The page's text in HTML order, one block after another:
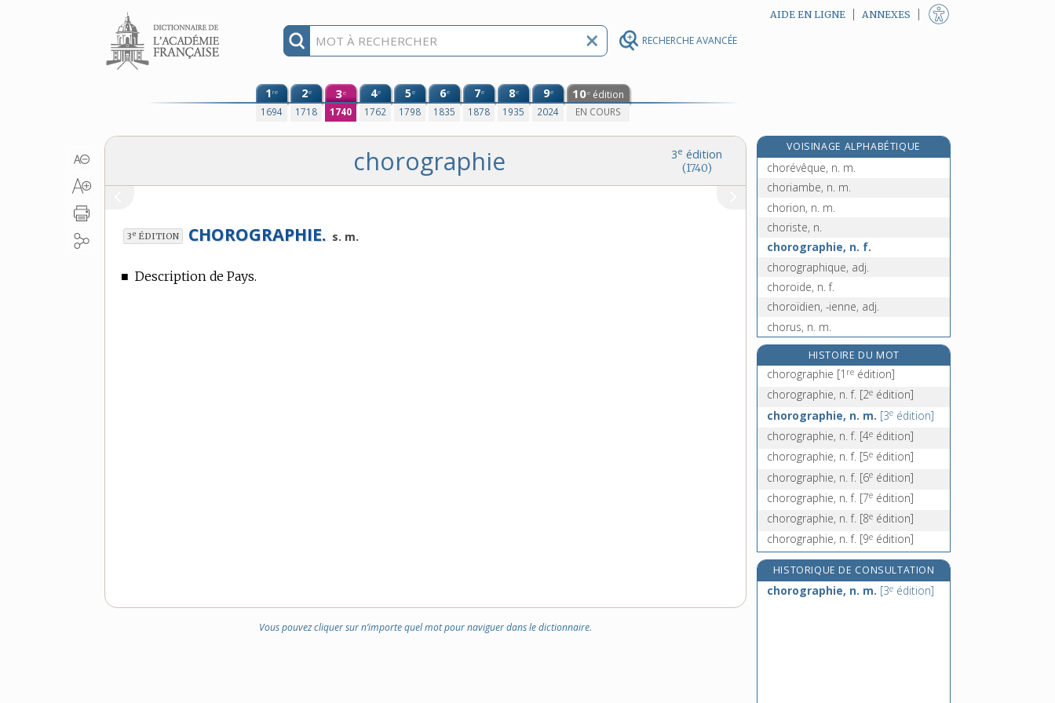
RECHERCHE AVANCÉE
Aller au contenu AIDE EN LIGNE ANNEXES
1re
1694
2e
1718
3e
1740
4e
1762
5e
1798
6e
1835
7e
1878
8e
1935
9e
2024
10e édition
EN COURS
3e édition
(1740)
chorographie
3e ÉDITION CHOROGRAPHIE. s. m.
■ Description de Pays.
Vous pouvez cliquer sur n’importe quel mot pour naviguer dans le dictionnaire.
VOISINAGE ALPHABÉTIQUE
choreute, n. m.
chorévêque, n. m.
choriambe, n. m.
chorion, n. m.
choriste, n.
chorographie, n. f.
chorographique, adj.
choroïde, n. f.
choroïdien, -ienne, adj.
chorus, n. m.
chose, n. f.
chott, n. m.
chou [II], interj.
chouan, n. m.
HISTOIRE DU MOT
chorographie [1 re édition]
chorographie, n. f. [2e édition]
chorographie, n. m. [3e édition]
chorographie, n. f. [4e édition]
chorographie, n. f. [5e édition]
chorographie, n. f. [6e édition]
chorographie, n. f. [7e édition]
chorographie, n. f. [8e édition]
chorographie, n. f. [9e édition]
HISTORIQUE DE CONSULTATION
chorographie, n. m. [3e édition]